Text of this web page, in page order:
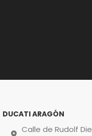
DUCATI ARAGÓN
Calle de Rudolf